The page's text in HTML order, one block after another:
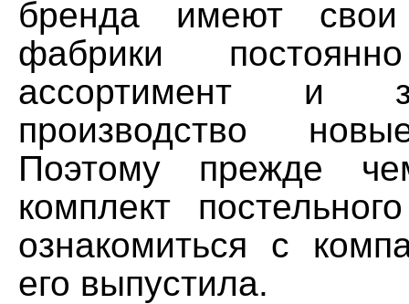
бренда имеют свои
фабрики
ассортимент и
производство
Поэтому прежде
комплект
ознакомиться с
его выпустила.